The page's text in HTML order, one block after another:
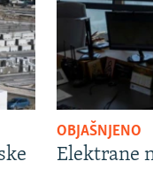
OBJAŠNJENO
Elektrane